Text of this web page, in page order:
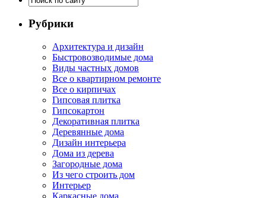
Рубрики
Архитектура и дизайн
Быстровозводимые дома
Виды частных домов
Все о квартирном ремонте
Все о кирпичах
Гипсовая плитка
Гипсокартон
Декоративная плитка
Деревянные дома
Дизайн интерьера
Дома из дерева
Загородные дома
Из чего строить дом
Интерьер